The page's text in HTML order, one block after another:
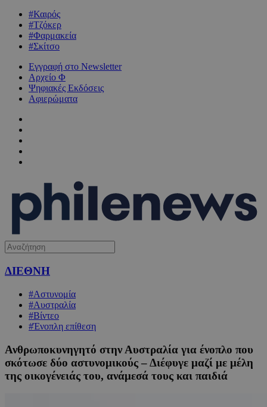
#Καιρός
#Τζόκερ
#Φαρμακεία
#Σκίτσο
Εγγραφή στο Newsletter
Αρχείο Φ
Ψηφιακές Εκδόσεις
Αφιερώματα
ΔΙΕΘΝΗ
#Αστυνομία
#Αυστραλία
#Βίντεο
#Ένοπλη επίθεση
Ανθρωποκυνηγητό στην Αυστραλία για ένοπλο που
σκότωσε δύο αστυνομικούς – Διέφυγε μαζί με μέλη
της οικογένειάς του, ανάμεσά τους και παιδιά